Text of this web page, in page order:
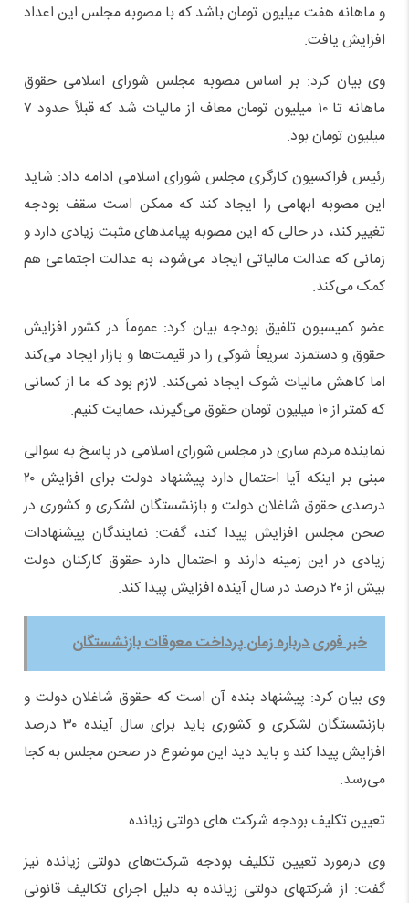
و ماهانه هفت میلیون تومان باشد که با مصوبه مجلس این اعداد
افزایش یافت.
وی بیان کرد: بر اساس مصوبه مجلس شورای اسلامی حقوق
ماهانه تا ۱۰ میلیون تومان معاف از مالیات شد که قبلاً حدود ۷
میلیون تومان بود.
رئیس فراکسیون کارگری مجلس شورای اسلامی ادامه داد: شاید
این مصوبه ابهامی را ایجاد کند که ممکن است سقف بودجه
تغییر کند، در حالی که این مصوبه پیامدهای مثبت زیادی دارد و
زمانی که عدالت مالیاتی ایجاد می‌شود، به عدالت اجتماعی هم
کمک می‌کند.
عضو کمیسیون تلفیق بودجه بیان کرد: عموماً در کشور افزایش
حقوق و دستمزد سریعاً شوکی را در قیمت‌ها و بازار ایجاد می‌کند
اما کاهش مالیات شوک ایجاد نمی‌کند. لازم بود که ما از کسانی
که کمتر از ۱۰ میلیون تومان حقوق می‌گیرند، حمایت کنیم.
نماینده مردم ساری در مجلس شورای اسلامی در پاسخ به سوالی
مبنی بر اینکه آیا احتمال دارد پیشنهاد دولت برای افزایش ۲۰
درصدی حقوق شاغلان دولت و بازنشستگان لشکری و کشوری در
صحن مجلس افزایش پیدا کند، گفت: نمایندگان پیشنهادات
زیادی در این زمینه دارند و احتمال دارد حقوق کارکنان دولت
بیش از ۲۰ درصد در سال آینده افزایش پیدا کند.
خبر فوری درباره زمان پرداخت معوقات بازنشستگان
وی بیان کرد: پیشنهاد بنده آن است که حقوق شاغلان دولت و
بازنشستگان لشکری و کشوری باید برای سال آینده ۳۰ درصد
افزایش پیدا کند و باید دید این موضوع در صحن مجلس به کجا
می‌رسد.
تعیین تکلیف بودجه شرکت های دولتی زیانده
وی درمورد تعیین تکلیف بودجه شرکت‌های دولتی زیانده نیز
گفت: از شرکتهای دولتی زیانده به دلیل اجرای تکالیف قانونی